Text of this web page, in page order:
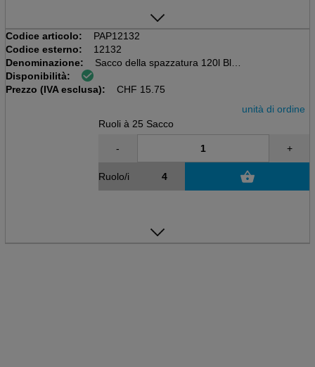
Codice articolo:
PAP12132
Codice esterno:
12132
Denominazione:
Sacco della spazzatura 120l Blu
700 x 1100mm, LDPE 60my
Disponibilità:
Prezzo (IVA esclusa):
CHF 15.75
unità di ordine
Ruoli à 25 Sacco
- +
Ruolo/i